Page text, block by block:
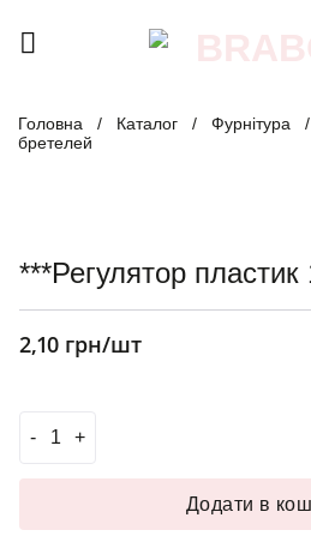
Головна / Каталог / Фурнітура /
бретелей
***Регулятор
2,10 грн/шт
***Регулятор пластик 10 мм
Додати в